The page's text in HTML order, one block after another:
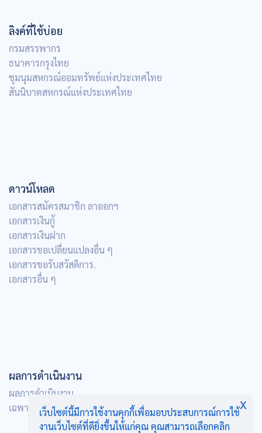
ลิงค์ที่ใช้บ่อย
กรมสรรพากร
ธนาคารกรุงไทย
ชุมนุมสหกรณ์ออมทรัพย์แห่งประเทศไทย
สันนิบาตสหกรณ์แห่งประเทศไทย
ดาวน์โหลด
เอกสารสมัครสมาชิก ลาออกฯ
เอกสารเงินกู้
เอกสารเงินฝาก
เอกสารขอเปลี่ยนแปลงอื่น ๆ
เอกสารขอรับสวัสดิการ.
เอกสารอื่น ๆ
ผลการดำเนินงาน
ผลการดำเนินงาน
เฉพาะเจ้าหน้าที่เว็บไซต์นี้มีการใช้งานคุกกี้เพื่อมอบประสบการณ์การใช้
งานเว็บไซต์ที่ดียิ่งขึ้นให้แก่คุณ คุณสามารถเลือกคลิก
x